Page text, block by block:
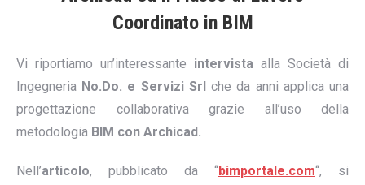
Coordinato in BIM
Vi riportiamo un’interessante intervista alla Società di
Ingegneria No.Do. e Servizi Srlche da anni applica una
progettazione collaborativa grazie all’uso della
metodologia BIM con Archicad.
Nell’articolo, pubblicato da “bimportale.com“, si